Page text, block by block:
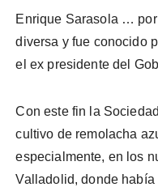
Enrique Sarasola …
diversa y fue conocido
el ex presidente del
Con este fin la
cultivo de remolacha
especialmente, en los
Valladolid, donde